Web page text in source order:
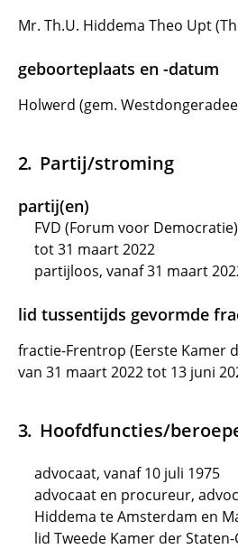
Mr. Th.U. Hiddema Theo Upt
geboorteplaats en -datum
Holwerd (gem.
Partij/stroming
partij(en)
FVD (Forum voor
tot 31 maart 2022
partijloos, vanaf 31 maart
lid tussentijds gevormde
fractie-Frentrop (Eerste Kamer
van 31 maart 2022 tot 13 juni
Hoofdfuncties/
advocaat, vanaf 10 juli 1975
advocaat en procureur,
Hiddema te Amsterdam en
lid Tweede Kamer der